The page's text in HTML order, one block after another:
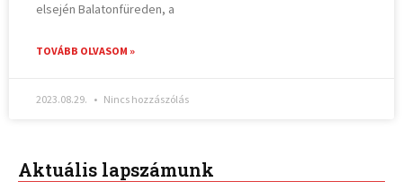
elsején Balatonfüreden, a
TOVÁBB OLVASOM »
2023.08.29. Nincs hozzászólás
Aktuális lapszámunk